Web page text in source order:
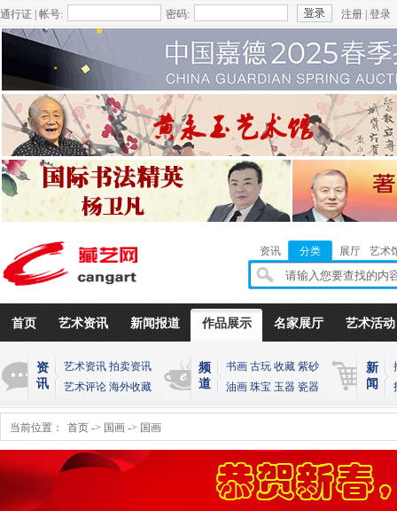
通行证 | 帐号: 密码: 注册 登录
资讯 分类 展厅 艺术
首页 艺术资讯 新闻报道 作品展示 名家展厅 艺术活动
资
讯
艺术资讯 拍卖资讯
艺术评论 海外收藏
频
道
书画 古玩 收藏 紫砂
油画 珠宝 玉器 瓷器
新
闻
当前位置： 首页 -> 国画 -> 国画